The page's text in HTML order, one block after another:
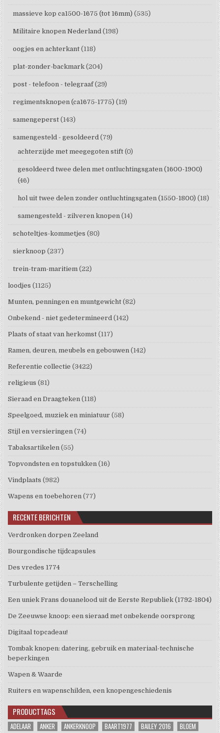
massieve kop ca1500-1675 (tot 16mm) (535)
Militaire knopen Nederland (198)
oogjes en achterkant (118)
plat-zonder-backmark (204)
post - telefoon - telegraaf (29)
regimentsknopen (ca1675-1775) (19)
samengeperst (143)
samengesteld - gesoldeerd (79)
achterzijde met meegegoten stift (0)
gesoldeerd twee delen met ontluchtingsgaten (1600-1900)
(46)
hol uit twee delen zonder ontluchtingsgaten (1550-1800) (18)
samengesteld - zilveren knopen (14)
schoteltjes-kommetjes (80)
sierknoop (237)
trein-tram-maritiem (22)
loodjes (1125)
Munten, penningen en muntgewicht (82)
Onbekend - niet gedetermineerd (142)
Plaats of staat van herkomst (117)
Ramen, deuren, meubels en gebouwen (142)
Referentie collectie (3422)
religieus (81)
Sieraad en Draagteken (118)
Speelgoed, muziek en miniatuur (58)
Stijl en versieringen (74)
Tabaksartikelen (55)
Topvondsten en topstukken (16)
Vindplaats (982)
Wapens en toebehoren (77)
RECENTE BERICHTEN
Verdronken dorpen Zeeland
Bourgondische tijdcapsules
Des vredes 1774
Turbulente getijden – Terschelling
Een uniek Frans douanelood uit de Eerste Republiek (1792-1804)
De Zeeuwse knoop: een sieraad met onbekende oorsprong
Digitaal topcadeau!
Tombak knopen: datering, gebruik en materiaal-technische
beperkingen
Wapen & Waarde
Ruiters en wapenschilden, een knopengeschiedenis
PRODUCTTAGS
ADELAAR ANKER ANKERKNOOP BAART1977 BAILEY 2016
BLOEM